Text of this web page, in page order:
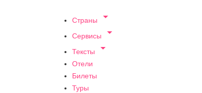
Страны 
Сервисы 
Тексты 
Отели
Билеты
Туры